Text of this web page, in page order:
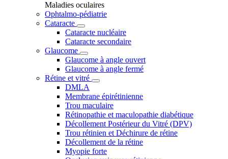
Maladies oculaires
Ophtalmo-pédiatrie
Cataracte
Cataracte nucléaire
Cataracte secondaire
Glaucome
Glaucome à angle ouvert
Glaucome à angle fermé
Rétine et vitré
DMLA
Membrane épirétinienne
Trou maculaire
Rétinopathie et maculopathie diabétique
Décollement Postérieur du Vitré (DPV)
Trou rétinien et Déchirure de rétine
Décollement de la rétine
Myopie forte